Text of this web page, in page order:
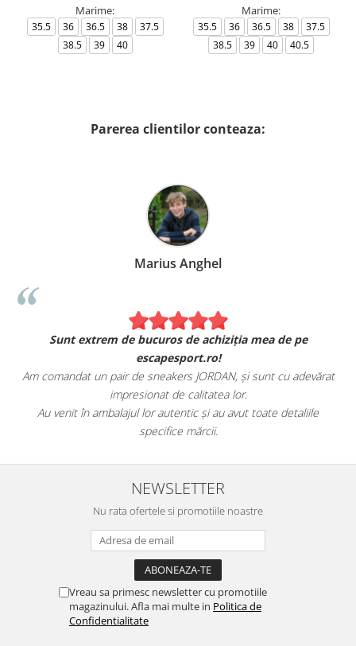
Marime:
35.5 36 36.5 38
37.5
38.5
39 40
Marime:
35.5 36 36.5 38
37.5
38.5
39 40 40.5
Parerea clientilor conteaza:
Marius Anghel
Sunt extrem de bucuros de achiziția mea de pe
escapesport.ro!
Am comandat un pair de sneakers JORDAN, și sunt cu adevărat
impresionat de calitatea lor.
Au venit în ambalajul lor autentic și au avut toate detaliile
specifice mărcii.
NEWSLETTER
Nu rata ofertele si promotiile noastre
Vreau sa primesc newsletter cu promotiile
magazinului. Afla mai multe in Politica de
Confidentialitate